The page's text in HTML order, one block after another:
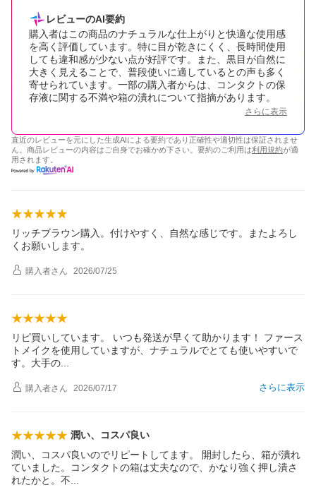
レビューのAI要約
購入者はこの商品のナチュラルな仕上がりと快適な使用感
を高く評価しています。特に目が乾きにくく、長時間使用
しても違和感が少ない点が好評です。また、黒目が自然に
大きく見えることで、普段使いに適しているとの声も多く
寄せられています。一部の購入者からは、コンタクトの保
存液に関する不満や箱の潰れについて指摘があります。
さらに表示
直近のレビューを元にした生成AIによる要約であり正確性や適切性は保証されませ
ん。商品レビューの内容はご自身でお確かめ下さい。要約のご利用は利用規約が適
用されます。
リッチブラウン購入。付けやすく、自然な感じです。またよろし
くお願いします。
購入者さん 2026/07/25
リピ買いしています。 いつも発送が早くて助かります！ ファース
トメイクを使用していますが、ナチュラルでとても使いやすいで
す。大手の
さらに表示
購入者さん 2026/07/17
潤い、コスパ良い
潤い、コスパ良いのでリピートしてます。 開封したら、箱が潰れ
ていました。コンタクトの箱は丈夫なので、かなり強く押し潰さ
れたかと。 不